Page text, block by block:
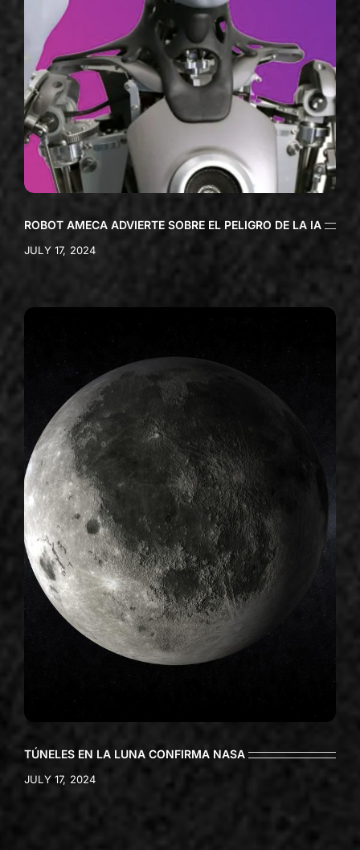
ROBOT AMECA ADVIERTE SOBRE EL PELIGRO DE LA IA
JULY 17, 2024
TÚNELES EN LA LUNA CONFIRMA NASA
JULY 17, 2024